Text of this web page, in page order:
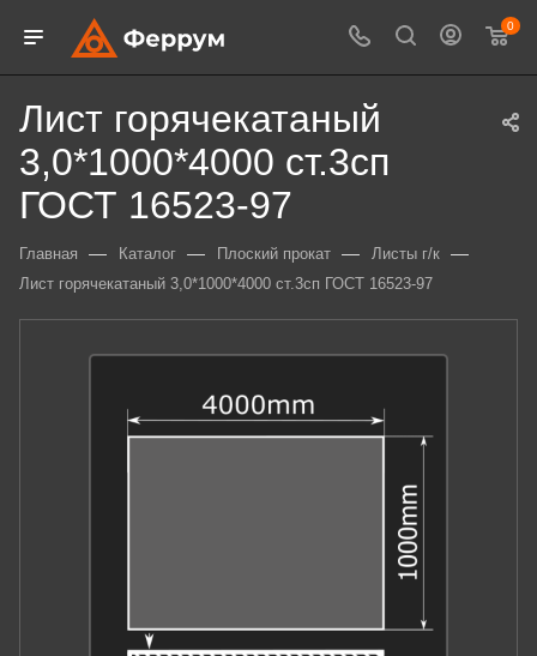
0
Лист горячекатаный
3,0*1000*4000 ст.3сп
ГОСТ 16523-97
Главная — Каталог — Плоский прокат — Листы г/к —
Лист горячекатаный 3,0*1000*4000 ст.3сп ГОСТ 16523-97